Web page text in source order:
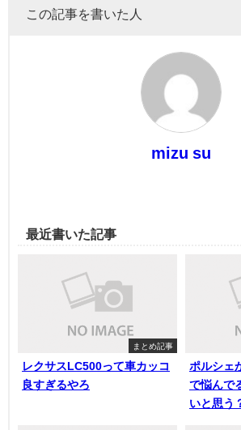
この記事を書いた人
mizu su
最近書いた記事
まとめ記事
レクサスLC500って車カッコ
良すぎるやろ
ポルシェ
で悩んで
いと思う